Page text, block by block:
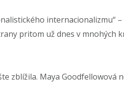
internacionalizmu“
pritom už dnes v
zblížila. Maya